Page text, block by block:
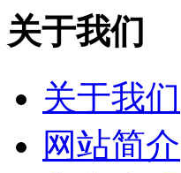
关于我们
关于我们
网站简介